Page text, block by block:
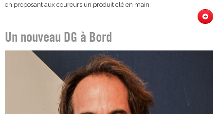
en proposant aux coureurs un produit clé en main.
Un nouveau DG à Bord